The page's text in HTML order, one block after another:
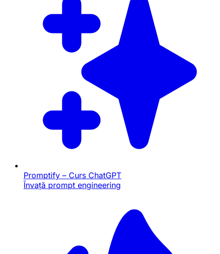
Promptify – Curs ChatGPT
Învață prompt engineering